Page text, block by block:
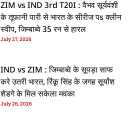
ZIM vs IND 3rd T20I : वैभव सूर्यवंशी
के तूफानी पारी से भारत के सीरीज पs क्लीन
स्वीप, जिम्बाब्वे 35 रन से हारल
July 27, 2026
IND vs ZIM : जिम्बाब्वे के सूपड़ा साफ
करे उतरी भारत, रिंकू सिंह के जगह सूर्यांश
शेडगे के मिल सकेला मवका
July 26, 2026